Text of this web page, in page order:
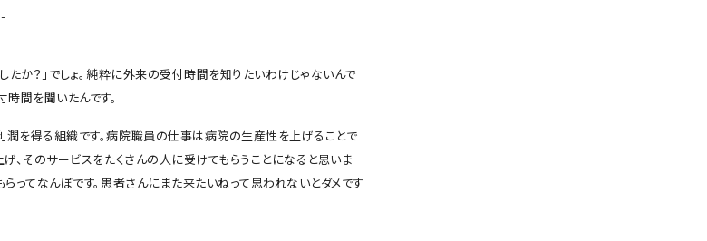
たか？」でしょ。純粋に外来の受付時間を知りたいわけじゃないんで
時間を聞いたんです。
を得る組織です。病院職員の仕事は病院の生産性を上げることで
げ、そのサービスをたくさんの人に受けてもらうことになると思いま
らってなんぼです。患者さんにまた来たいねって思われないとダメです